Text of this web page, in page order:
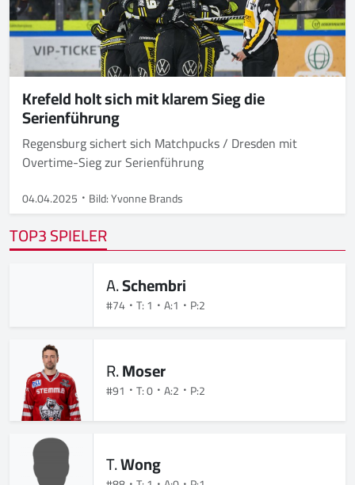
Krefeld holt sich mit klarem Sieg die
Serienführung
Regensburg sichert sich Matchpucks / Dresden mit
Overtime-Sieg zur Serienführung
04.04.2025 Bild: Yvonne Brands
TOP3 SPIELER
A.Schembri
#74 T: 1 A:1 P:2
R.Moser
#91 T: 0 A:2 P:2
T.Wong